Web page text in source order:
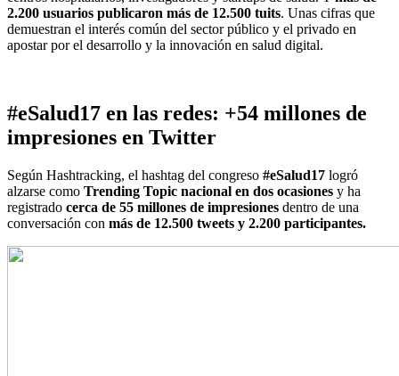
2.200 usuarios publicaron más de 12.500 tuits. Unas cifras que
demuestran el interés común del sector público y el privado en
apostar por el desarrollo y la innovación en salud digital.
#eSalud17 en las redes: +54 millones de
impresiones en Twitter
Según Hashtracking, el hashtag del congreso #eSalud17 logró
alzarse como Trending Topic nacional en dos ocasiones y ha
registrado cerca de 55 millones de impresiones dentro de una
conversación con más de 12.500 tweets y 2.200 participantes.